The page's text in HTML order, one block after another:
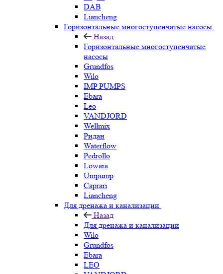
DAB
Liancheng
Горизонтальные многоступенчатые насосы
Назад
Горизонтальные многоступенчатые
насосы
Grundfos
Wilo
IMP PUMPS
Ebara
Leo
VANDJORD
Wellmix
Ридан
Waterflow
Pedrollo
Lowara
Unipump
Caprari
Liancheng
Для дренажа и канализации
Назад
Для дренажа и канализации
Wilo
Grundfos
Ebara
LEO